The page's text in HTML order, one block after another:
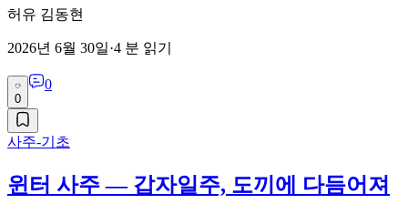
허유 김동현
2026년 6월 30일·4 분 읽기
0
0
사주-기초
윈터 사주 — 갑자일주, 도끼에 다듬어져